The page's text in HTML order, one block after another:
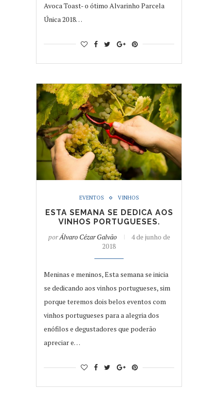
Avoca Toast- o ótimo Alvarinho Parcela
Única 2018…
EVENTOS VINHOS
ESTA SEMANA SE DEDICA AOS
VINHOS PORTUGUESES.
porÁlvaro Cézar Galvão
4 de junho de
2018
Meninas e meninos, Esta semana se inicia
se dedicando aos vinhos portugueses, sim
porque teremos dois belos eventos com
vinhos portugueses para a alegria dos
enófilos e degustadores que poderão
apreciar e…